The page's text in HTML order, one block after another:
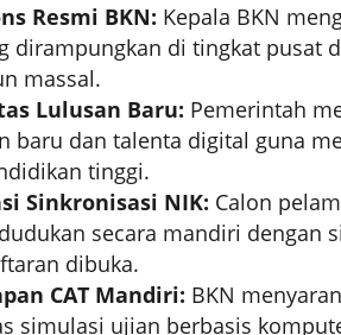
Resmi BKN: Kepala BKN
dirampungkan di tingkat pusat
massal.
Lulusan Baru: Pemerintah
baru dan talenta digital guna
tinggi.
Sinkronisasi NIK: Calon
secara mandiri dengan
dibuka.
CAT Mandiri: BKN
simulasi ujian berbasis